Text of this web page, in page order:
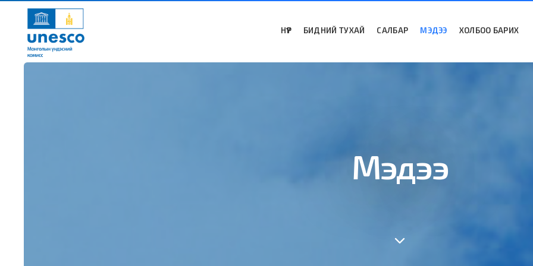
НҮҮР БИДНИЙ ТУХАЙ САЛБАР МЭДЭЭ ХОЛБОО БАРИХ
Мэдээ